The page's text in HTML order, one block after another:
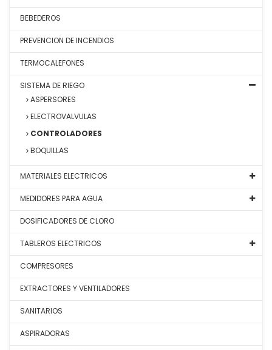
BEBEDEROS
PREVENCION DE INCENDIOS
TERMOCALEFONES
SISTEMA DE RIEGO
ASPERSORES
ELECTROVALVULAS
CONTROLADORES
BOQUILLAS
MATERIALES ELECTRICOS
MEDIDORES PARA AGUA
DOSIFICADORES DE CLORO
TABLEROS ELECTRICOS
COMPRESORES
EXTRACTORES Y VENTILADORES
SANITARIOS
ASPIRADORAS